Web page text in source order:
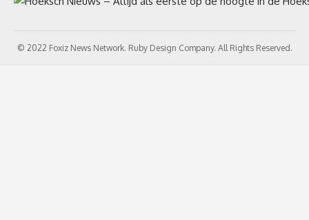
© 2022 Foxiz News Network. Ruby Design Company. All Rights Reserved.